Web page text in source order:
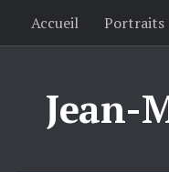
Skip to content
Accueil Portraits
Jean-